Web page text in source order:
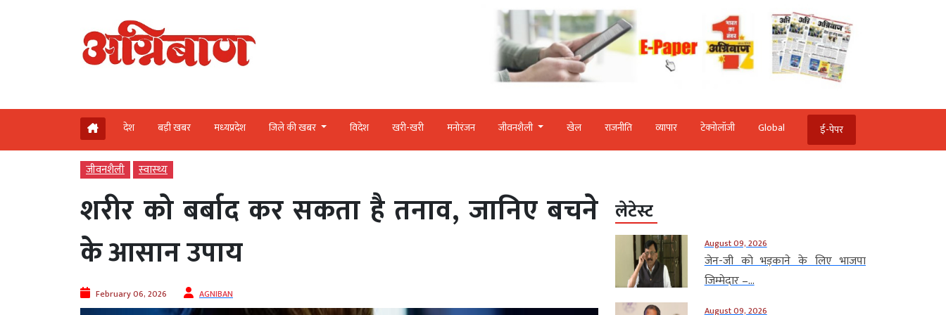
देश बड़ी खबर मध्‍यप्रदेश जिले की खबर विदेश खरी-खरी मनोरंजन जीवनशैली खेल राजनीति व्‍यापार टेक्‍नोलॉजी Global ई-पेपर
जीवनशैली स्‍वास्‍थ्‍य
शरीर को बर्बाद कर सकता है तनाव, जानिए बचने
के आसान उपाय
February 06, 2026 AGNIBAN
लेटेस्ट
August 09, 2026
जेन-जी को भड़काने के लिए भाजपा
जिम्मेदार –...
August 09, 2026